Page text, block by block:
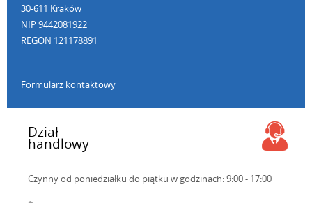
30-611 Kraków
NIP 9442081922
REGON 121178891
Formularz kontaktowy
Dział
handlowy
Czynny od poniedziałku do piątku w godzinach: 9:00 - 17:00